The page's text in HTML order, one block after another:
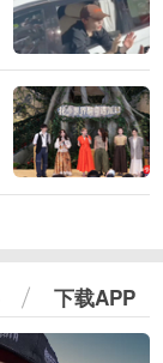
下载APP